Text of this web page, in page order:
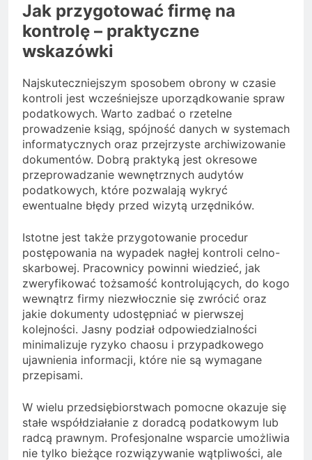
Jak przygotować firmę na
kontrolę – praktyczne
wskazówki
Najskuteczniejszym sposobem obrony w czasie
kontroli jest wcześniejsze uporządkowanie spraw
podatkowych. Warto zadbać o rzetelne
prowadzenie ksiąg, spójność danych w systemach
informatycznych oraz przejrzyste archiwizowanie
dokumentów. Dobrą praktyką jest okresowe
przeprowadzanie wewnętrznych audytów
podatkowych, które pozwalają wykryć
ewentualne błędy przed wizytą urzędników.
Istotne jest także przygotowanie procedur
postępowania na wypadek nagłej kontroli celno-
skarbowej. Pracownicy powinni wiedzieć, jak
zweryfikować tożsamość kontrolujących, do kogo
wewnątrz firmy niezwłocznie się zwrócić oraz
jakie dokumenty udostępniać w pierwszej
kolejności. Jasny podział odpowiedzialności
minimalizuje ryzyko chaosu i przypadkowego
ujawnienia informacji, które nie są wymagane
przepisami.
W wielu przedsiębiorstwach pomocne okazuje się
stałe współdziałanie z doradcą podatkowym lub
radcą prawnym. Profesjonalne wsparcie umożliwia
nie tylko bieżące rozwiązywanie wątpliwości, ale